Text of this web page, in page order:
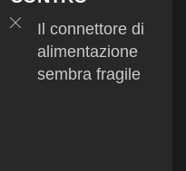
Il connettore di
alimentazione
sembra fragile